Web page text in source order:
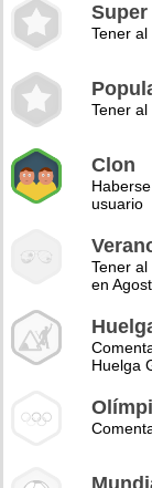
Tener
Tener
Clon
usuario
Tener
en
Huelga